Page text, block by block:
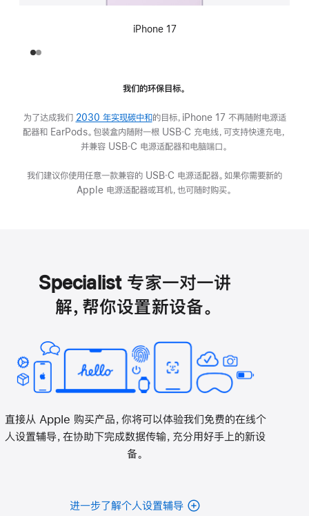
iPhone 17
我们的环保目标。
为了达成我们 2030 年实现碳中和的目标，iPhone 17 不再随附电源适
配器和 EarPods。包装盒内随附一根 USB‑C 充电线，可支持快速充电，
并兼容 USB‑C 电源适配器和电脑端口。
我们建议你使用任意一款兼容的 USB‑C 电源适配器。如果你需要新的
Apple 电源适配器或耳机，也可随时购买。
Specialist 专家一对一讲
解，帮你设置新设备。
直接从 Apple 购买产品，你将可以体验我们免费的在线个
人设置辅导，在协助下完成数据传输，充分用好手上的新设
备。
进一步了解个人设置辅导